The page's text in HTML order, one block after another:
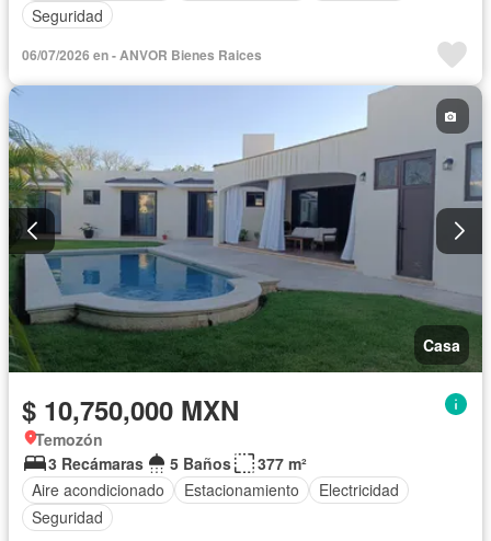
Seguridad
06/07/2026 en - ANVOR Bienes Raices
Casa
$ 10,750,000 MXN
Temozón
3 Recámaras
5 Baños
377 m²
Aire acondicionado
Estacionamiento
Electricidad
Seguridad